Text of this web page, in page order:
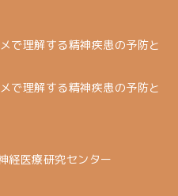
で理解する精神疾患の予防と
で理解する精神疾患の予防と
経医療研究センター